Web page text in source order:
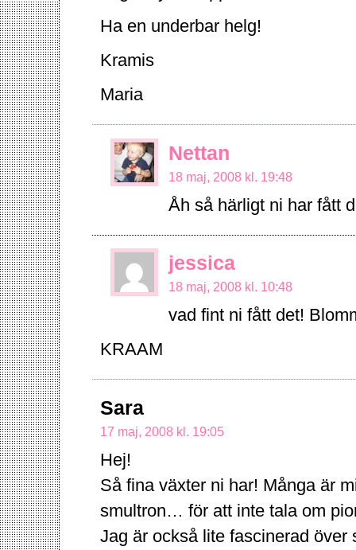
Ha en underbar helg!
Kramis
Maria
Nettan
18 maj, 2008 kl. 19:48
Åh så härligt ni har fått
jessica
18 maj, 2008 kl. 10:48
vad fint ni fått det!
KRAAM
Sara
17 maj, 2008 kl. 19:05
Hej!
Så fina växter ni har! Många är
smultron… för att inte tala om
Jag är också lite fascinerad